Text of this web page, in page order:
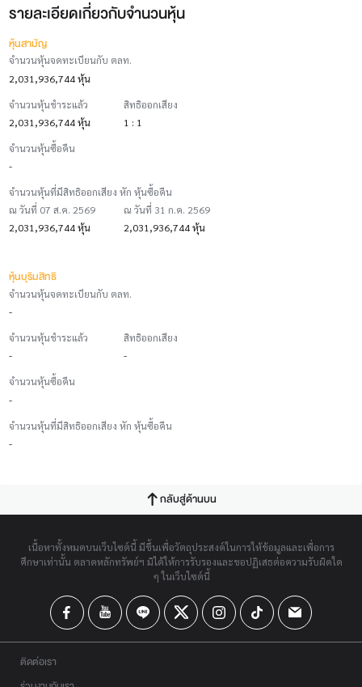
รายละเอียดเกี่ยวกับจำนวนหุ้น
หุ้นสามัญ
จำนวนหุ้นจดทะเบียนกับ ตลท.
2,031,936,744 หุ้น
จำนวนหุ้นชำระแล้ว
2,031,936,744 หุ้น
สิทธิออกเสียง
1 : 1
จำนวนหุ้นซื้อคืน
-
จำนวนหุ้นที่มีสิทธิออกเสียง หัก หุ้นซื้อคืน
ณ วันที่ 07 ส.ค. 2569
2,031,936,744 หุ้น
ณ วันที่ 31 ก.ค. 2569
2,031,936,744 หุ้น
หุ้นบุริมสิทธิ
จำนวนหุ้นจดทะเบียนกับ ตลท.
-
จำนวนหุ้นชำระแล้ว
-
สิทธิออกเสียง
-
จำนวนหุ้นซื้อคืน
-
จำนวนหุ้นที่มีสิทธิออกเสียง หัก หุ้นซื้อคืน
-
กลับสู่ด้านบน
เนื้อหาทั้งหมดบนเว็บไซต์นี้ มีขึ้นเพื่อวัตถุประสงค์ในการให้ข้อมูลและเพื่อการ
ศึกษาเท่านั้น ตลาดหลักทรัพย์ฯ มิได้ให้การรับรองและขอปฏิเสธต่อความรับผิดใด
ๆ ในเว็บไซต์นี้
ติดต่อเรา